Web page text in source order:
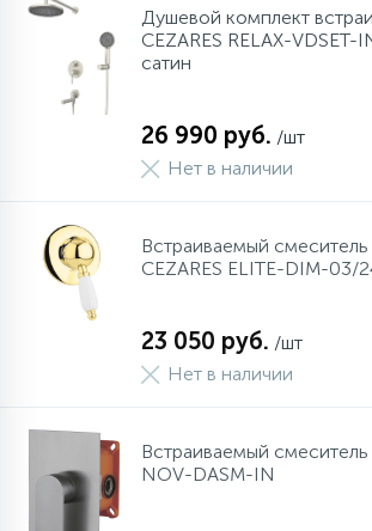
Душевой комплект
CEZARES RELAX-VDSET-
cатин
26 990 руб. /шт
Нет в наличии
Встраиваемый смеситель
CEZARES ELITE-DIM-03/
23 050 руб. /шт
Нет в наличии
Встраиваемый
NOV-DASM-IN